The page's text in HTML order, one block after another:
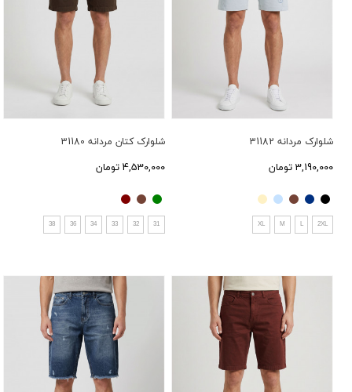
شلوارک مردانه 31182
3,190,000 تومان
2XL
L
M
XL
شلوارک کتان مردانه 31180
4,530,000 تومان
31
32
33
34
36
38